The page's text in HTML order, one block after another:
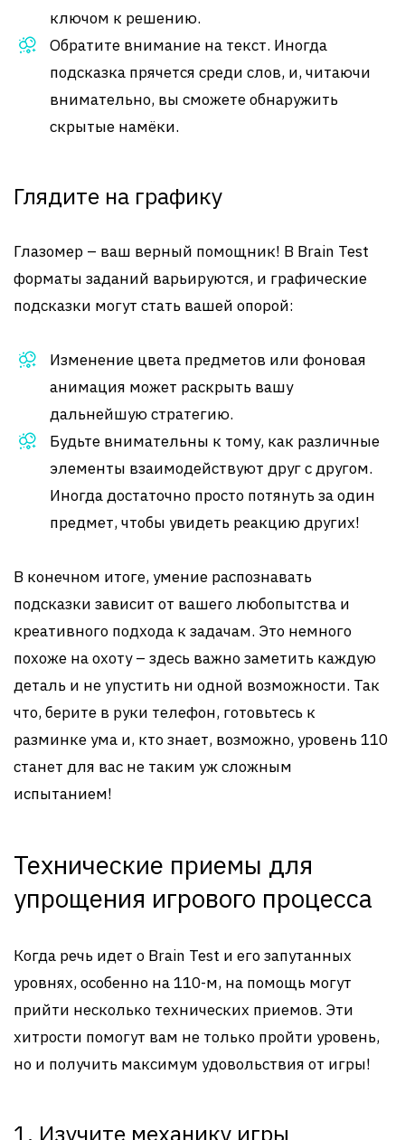
ключом к решению.
Обратите внимание на текст. Иногда
подсказка прячется среди слов, и, читаючи
внимательно, вы сможете обнаружить
скрытые намёки.
Глядите на графику
Глазомер – ваш верный помощник! В Brain Test
форматы заданий варьируются, и графические
подсказки могут стать вашей опорой:
Изменение цвета предметов или фоновая
анимация может раскрыть вашу
дальнейшую стратегию.
Будьте внимательны к тому, как различные
элементы взаимодействуют друг с другом.
Иногда достаточно просто потянуть за один
предмет, чтобы увидеть реакцию других!
В конечном итоге, умение распознавать
подсказки зависит от вашего любопытства и
креативного подхода к задачам. Это немного
похоже на охоту – здесь важно заметить каждую
деталь и не упустить ни одной возможности. Так
что, берите в руки телефон, готовьтесь к
разминке ума и, кто знает, возможно, уровень 110
станет для вас не таким уж сложным
испытанием!
Технические приемы для
упрощения игрового процесса
Когда речь идет о Brain Test и его запутанных
уровнях, особенно на 110-м, на помощь могут
прийти несколько технических приемов. Эти
хитрости помогут вам не только пройти уровень,
но и получить максимум удовольствия от игры!
1. Изучите механику игры